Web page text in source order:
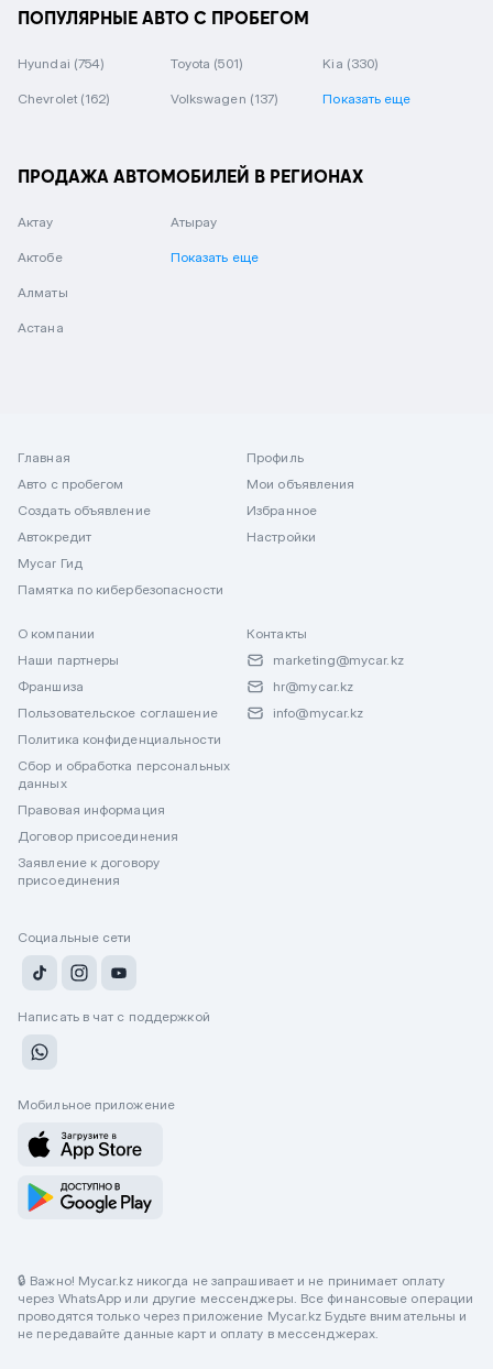
ПОПУЛЯРНЫЕ АВТО С ПРОБЕГОМ
Hyundai (754) Toyota (501) Kia (330)
Chevrolet (162) Volkswagen (137) Показать еще
ПРОДАЖА АВТОМОБИЛЕЙ В РЕГИОНАХ
Актау
Актобе
Алматы
Астана
Атырау
Показать еще
Главная
Авто с пробегом
Создать объявление
Автокредит
Mycar Гид
Памятка по кибербезопасности
Профиль
Мои объявления
Избранное
Настройки
О компании
Наши партнеры
Франшиза
Пользовательское соглашение
Политика конфиденциальности
Сбор и обработка персональных
данных
Правовая информация
Договор присоединения
Заявление к договору
присоединения
Контакты
marketing@mycar.kz
hr@mycar.kz
info@mycar.kz
Социальные сети
Написать в чат с поддержкой
Мобильное приложение
🔒 Важно! Mycar.kz никогда не запрашивает и не принимает оплату
через WhatsApp или другие мессенджеры. Все финансовые операции
проводятся только через приложение Mycar.kz Будьте внимательны и
не передавайте данные карт и оплату в мессенджерах.